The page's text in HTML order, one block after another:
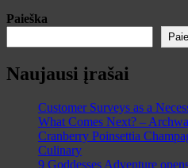
Paieška
Naujausi įrašai
Customer Surveys as a
What Comes Next? –
Cranberry Poinsettia
Culinary
9 Goddesses Adventure